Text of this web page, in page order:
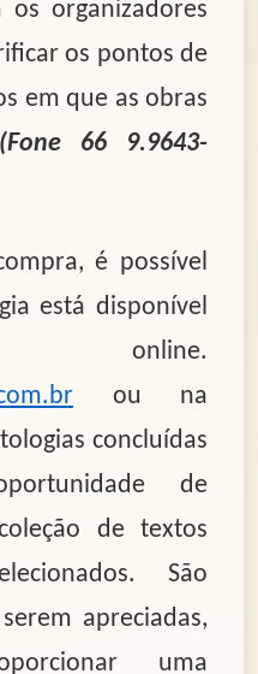
organizadores
os pontos de
em que as obras
(Fone 66 9.9643-
é possível
está disponível
ou na
concluídas
de
de textos
São
apreciadas,
uma